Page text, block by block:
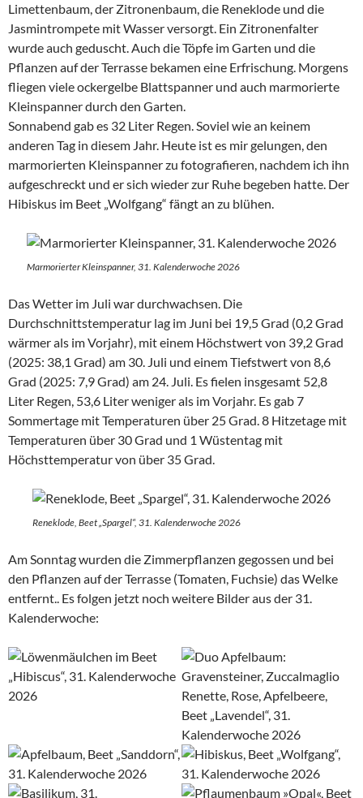
Limettenbaum, der Zitronenbaum, die Reneklode und die
Jasmintrompete mit Wasser versorgt. Ein Zitronenfalter
wurde auch geduscht. Auch die Töpfe im Garten und die
Pflanzen auf der Terrasse bekamen eine Erfrischung. Morgens
fliegen viele ocker­gelbe Blattspanner und auch marmorierte
Kleinspanner durch den Garten.
Sonnabend gab es 32 Liter Regen. Soviel wie an keinem
anderen Tag in diesem Jahr. Heute ist es mir gelungen, den
marmorierten Kleinspanner zu fotografieren, nachdem ich ihn
aufgeschreckt und er sich wieder zur Ruhe begeben hatte. Der
Hibiskus im Beet „Wolfgang“ fängt an zu blühen.
Marmorierter Kleinspanner, 31. Kalenderwoche 2026
Das Wetter im Juli war durchwachsen. Die
Durchschnittstemperatur lag im Juni bei 19,5 Grad (0,2 Grad
wärmer als im Vorjahr), mit einem Höchstwert von 39,2 Grad
(2025: 38,1 Grad) am 30. Juli und einem Tiefstwert von 8,6
Grad (2025: 7,9 Grad) am 24. Juli. Es fielen insgesamt 52,8
Liter Regen, 53,6 Liter weniger als im Vorjahr. Es gab 7
Sommertage mit Temperaturen über 25 Grad. 8 Hitzetage mit
Temperaturen über 30 Grad und 1 Wüstentag mit
Höchsttemperatur von über 35 Grad.
Reneklode, Beet „Spargel“, 31. Kalenderwoche 2026
Am Sonntag wurden die Zimmerpflanzen gegossen und bei
den Pflanzen auf der Terrasse (Tomaten, Fuchsie) das Welke
entfernt.. Es folgen jetzt noch weitere Bilder aus der 31.
Kalenderwoche: